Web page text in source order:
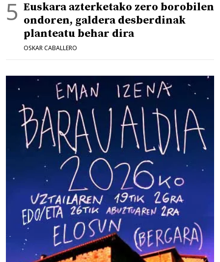
Euskara azterketako zero borobilen
ondoren, galdera desberdinak
planteatu behar dira
OSKAR CABALLERO